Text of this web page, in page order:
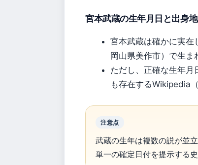
宮本武蔵の生年月日と出身地
宮本武蔵は確かに実在
岡山県美作市）で生ま
ただし、正確な生年
も存在するWikipedia
注意点
武蔵の生年は複数の説が並立
単一の確定日付を提示する